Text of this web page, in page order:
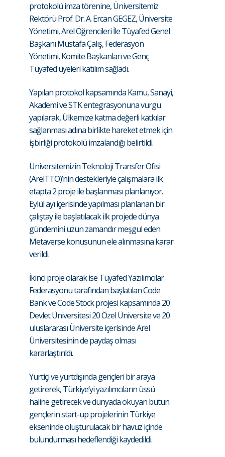
protokolü imza törenine, Üniversitemiz
Rektörü Prof. Dr. A. Ercan GEGEZ, Üniversite
Yönetimi, Arel Öğrencileri İle Tüyafed Genel
Başkanı Mustafa Çalış, Federasyon
Yönetimi, Komite Başkanları ve Genç
Tüyafed üyeleri katılım sağladı.
Yapılan protokol kapsamında Kamu, Sanayi,
Akademi ve STK entegrasyonuna vurgu
yapılarak, Ülkemize katma değerli katkılar
sağlanması adına birlikte hareket etmek için
işbirliği protokolü imzalandığı belirtildi.
Üniversitemizin Teknoloji Transfer Ofisi
(ArelTTO)’nin destekleriyle çalışmalara ilk
etapta 2 proje ile başlanması planlanıyor.
Eylül ayı içerisinde yapılması planlanan bir
çalıştay ile başlatılacak ilk projede dünya
gündemini uzun zamandır meşgul eden
Metaverse konusunun ele alınmasına karar
verildi.
İkinci proje olarak ise Tüyafed Yazılımcılar
Federasyonu tarafından başlatılan Code
Bank ve Code Stock projesi kapsamında 20
Devlet Üniversitesi 20 Özel Üniversite ve 20
uluslararası Üniversite içerisinde Arel
Üniversitesinin de paydaş olması
kararlaştırıldı.
Yurtiçi ve yurtdışında gençleri bir araya
getirerek, Türkiye’yi yazılımcıların üssü
haline getirecek ve dünyada okuyan bütün
gençlerin start-up projelerinin Türkiye
ekseninde oluşturulacak bir havuz içinde
bulundurması hedeflendiği kaydedildi.